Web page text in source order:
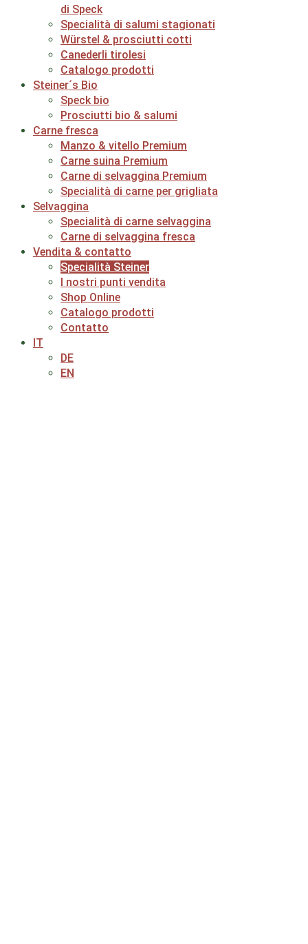
di Speck
Specialità di salumi stagionati
Würstel & prosciutti cotti
Canederli tirolesi
Catalogo prodotti
Steiner´s Bio
Speck bio
Prosciutti bio & salumi
Carne fresca
Manzo & vitello Premium
Carne suina Premium
Carne di selvaggina Premium
Specialità di carne per grigliata
Selvaggina
Specialità di carne selvaggina
Carne di selvaggina fresca
Vendita & contatto
Specialità Steiner
I nostri punti vendita
Shop Online
Catalogo prodotti
Contatto
IT
DE
EN